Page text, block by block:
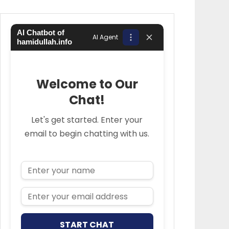
AI Chatbot of
hamidullah.info
AI Agent
Welcome to Our
Chat!
Let's get started. Enter your
email to begin chatting with us.
Name
Email Address
START CHAT